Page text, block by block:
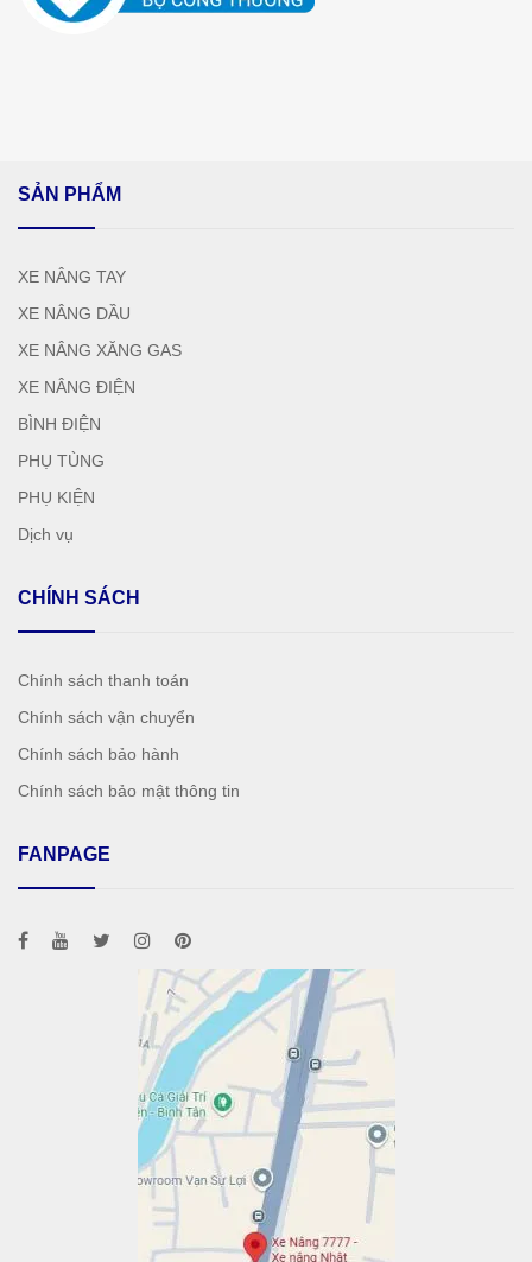
SẢN PHẨM
XE NÂNG TAY
XE NÂNG DẦU
XE NÂNG XĂNG GAS
XE NÂNG ĐIỆN
BÌNH ĐIỆN
PHỤ TÙNG
PHỤ KIỆN
Dịch vụ
CHÍNH SÁCH
Chính sách thanh toán
Chính sách vận chuyển
Chính sách bảo hành
Chính sách bảo mật thông tin
FANPAGE